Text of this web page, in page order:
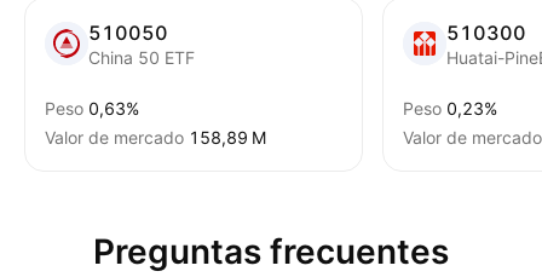
510050
China 50 ETF
Peso 0,63%
Valor de mercado ‪158,89 M‬
510300
Huatai-
Peso 0,23%
Valor de mercado
Preguntas frecuentes